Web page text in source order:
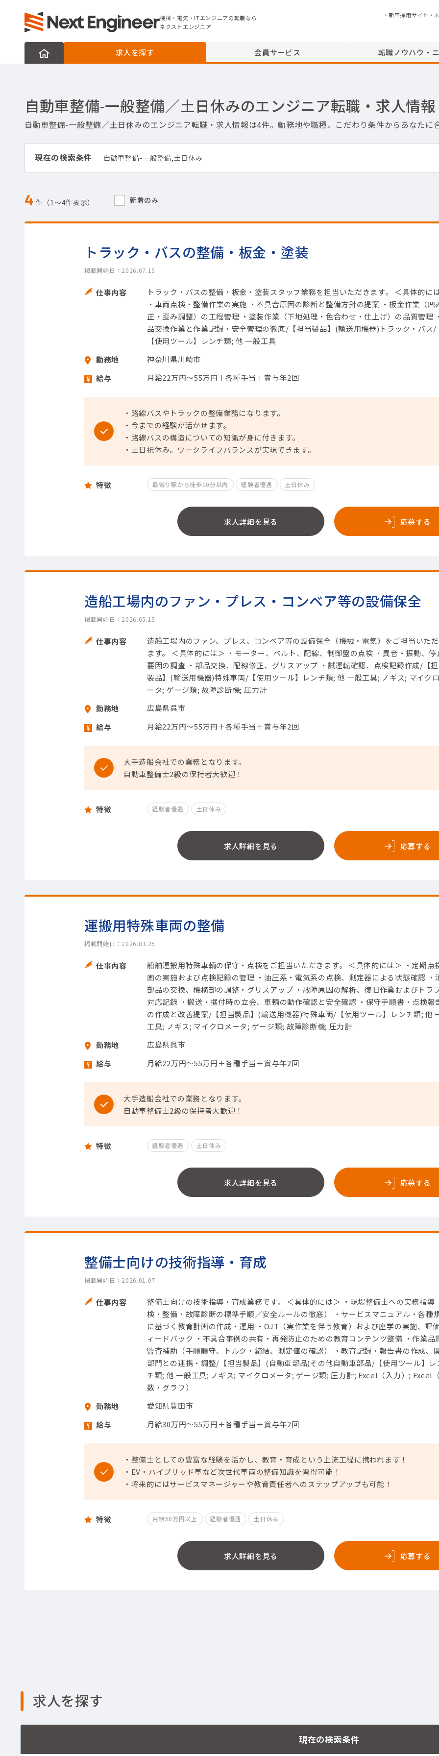
機械・電気・ITエンジニアの転職なら
機械・電気・ITエンジニアの転職なら
ネクストエンジニア
新卒採用サイト
求人を探す 会員サービス 転職ノウハウ・
自動車整備-一般整備／土日休みのエンジニア転職・求人情報
自動車整備-一般整備／土日休みのエンジニア転職・求人情報は4件。勤務地や職種、こだわり条件からあなたに
現在の検索条件 自動車整備-一般整備,土日休み
4 件（1〜4件表示） 新着のみ
トラック・バスの整備・板金・塗装
掲載開始日：2026.07.15
仕事内容
トラック・バスの整備・板金・塗装スタッフ業務を担当いただきます。 ＜具体的に
・車両点検・整備作業の実施 ・不具合原因の診断と整備方針の提案 ・板金作業（凹
正・歪み調整）の工程管理 ・塗装作業（下地処理・色合わせ・仕上げ）の品質管理
品交換作業と作業記録・安全管理の徹底/【担当製品】(輸送用機器)トラック・バス/
【使用ツール】レンチ類; 他 一般工具
勤務地
神奈川県川崎市
給与
月給22万円～55万円＋各種手当＋賞与年2回
・路線バスやトラックの整備業務になります。
・今までの経験が活かせます。
・路線バスの構造についての知識が身に付きます。
・土日祝休み。ワークライフバランスが実現できます。
特徴 最寄り駅から徒歩10分以内 経験者優遇 土日休み
求人詳細を見る 応募する
造船工場内のファン・プレス・コンベア等の設備保全
掲載開始日：2026.05.15
仕事内容
造船工場内のファン、プレス、コンベア等の設備保全（機械・電気）をご担当いた
ます。 ＜具体的には＞ ・モーター、ベルト、配線、制御盤の点検 ・異音・振動、停
要因の調査 ・部品交換、配線修正、グリスアップ ・試運転確認、点検記録作成/【
製品】(輸送用機器)特殊車両/【使用ツール】レンチ類; 他 一般工具; ノギス; マイク
ータ; ゲージ類; 故障診断機; 圧力計
勤務地
広島県呉市
給与
月給22万円～55万円＋各種手当＋賞与年2回
大手造船会社での業務となります。
自動車整備士2級の保持者大歓迎！
特徴 経験者優遇 土日休み
求人詳細を見る 応募する
運搬用特殊車両の整備
掲載開始日：2026.03.25
仕事内容
船舶運搬用特殊車輌の保守・点検をご担当いただきます。 ＜具体的には＞ ・定期点
画の実施および点検記録の管理 ・油圧系・電気系の点検、測定器による状態確認 ・
部品の交換、機構部の調整・グリスアップ ・故障原因の解析、復旧作業およびトラ
対応記録 ・搬送・据付時の立会、車輌の動作確認と安全確認 ・保守手順書・点検報
の作成と改善提案/【担当製品】(輸送用機器)特殊車両/【使用ツール】レンチ類; 他
工具; ノギス; マイクロメータ; ゲージ類; 故障診断機; 圧力計
勤務地
広島県呉市
給与
月給22万円～55万円＋各種手当＋賞与年2回
大手造船会社での業務となります。
自動車整備士2級の保持者大歓迎！
特徴 経験者優遇 土日休み
求人詳細を見る 応募する
整備士向けの技術指導・育成
掲載開始日：2026.01.07
仕事内容
整備士向けの技術指導・育成業務です。 ＜具体的には＞ ・現場整備士への実務指導
検・整備・故障診断の標準手順／安全ルールの徹底） ・サービスマニュアル・各種
に基づく教育計画の作成・運用 ・OJT（実作業を伴う教育）および座学の実施、評
ィードバック ・不具合事例の共有・再発防止のための教育コンテンツ整備 ・作業品
監査補助（手順順守、トルク・締結、測定値の確認） ・教育記録・報告書の作成、
部門との連携・調整/【担当製品】(自動車部品)その他自動車部品/【使用ツール】レ
チ類; 他 一般工具; ノギス; マイクロメータ; ゲージ類; 圧力計; Excel（入力）; Excel
数・グラフ）
勤務地
愛知県豊田市
給与
月給30万円～55万円＋各種手当＋賞与年2回
・整備士としての豊富な経験を活かし、教育・育成という上流工程に携われます！
・EV・ハイブリッド車など次世代車両の整備知識を習得可能！
・将来的にはサービスマネージャーや教育責任者へのステップアップも可能！
特徴 月給30万円以上 経験者優遇 土日休み
求人詳細を見る 応募する
求人を探す
現在の検索条件